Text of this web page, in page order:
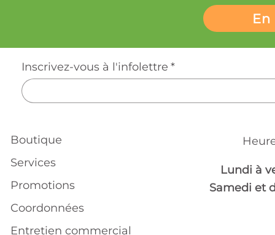
Inscrivez-vous à l'infolettre *
Boutique
Services
Promotions
Coordonnées
Entretien commercial
Lundi à
Samedi et